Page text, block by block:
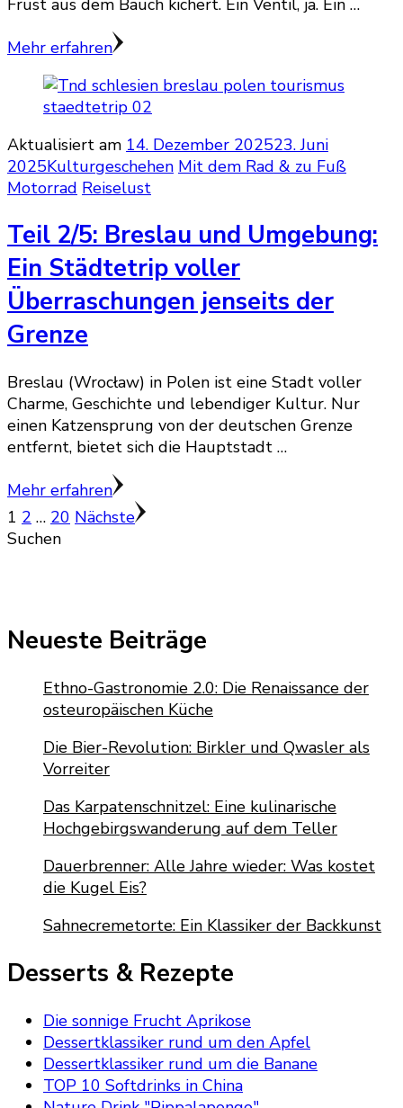
Mehr erfahren
Aktualisiert am 14. Dezember 202523. Juni
2025Kulturgeschehen Mit dem Rad & zu Fuß
Motorrad Reiselust
Teil 2/5: Breslau und Umgebung:
Ein Städtetrip voller
Überraschungen jenseits der
Grenze
Breslau (Wrocław) in Polen ist eine Stadt voller
Charme, Geschichte und lebendiger Kultur. Nur
einen Katzensprung von der deutschen Grenze
entfernt, bietet sich die Hauptstadt …
Mehr erfahren
Seitennummerierung
der
Seite
1 Seite
2 … Seite
20 Nächste
Suchen
Neueste Beiträge
Ethno-Gastronomie 2.0: Die Renaissance der
osteuropäischen Küche
Die Bier-Revolution: Birkler und Qwasler als
Vorreiter
Das Karpatenschnitzel: Eine kulinarische
Hochgebirgswanderung auf dem Teller
Dauerbrenner: Alle Jahre wieder: Was kostet
die Kugel Eis?
Sahnecremetorte: Ein Klassiker der Backkunst
Desserts & Rezepte
Die sonnige Frucht Aprikose
Dessertklassiker rund um den Apfel
Dessertklassiker rund um die Banane
TOP 10 Softdrinks in China